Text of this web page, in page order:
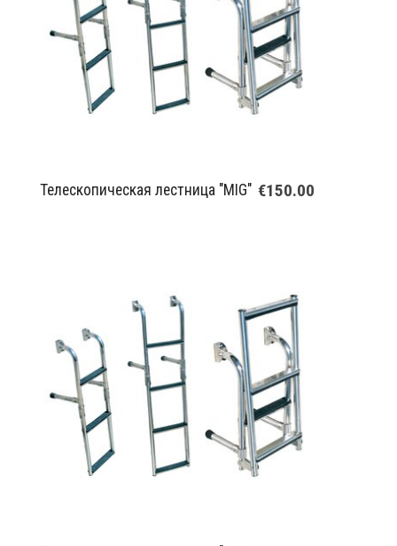
Телескопическая лестница "MIG" €150.00